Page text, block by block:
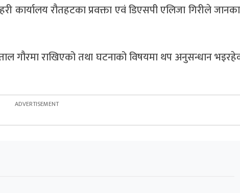
कार्यालय रौतहटका प्रवक्ता एवं डिएसपी एलिजा गिरीले
गौरमा राखिएको तथा घटनाको विषयमा थप अनुसन्धान